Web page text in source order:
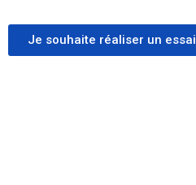
Je souhaite réaliser un essai